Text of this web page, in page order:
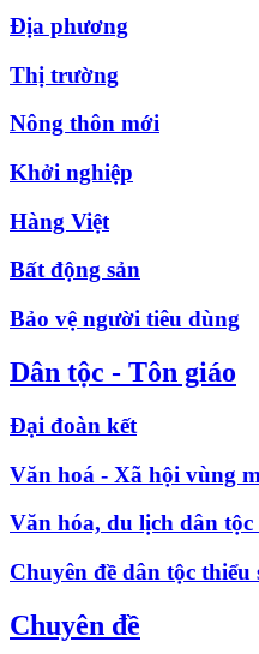
Địa phương
Thị trường
Nông thôn mới
Khởi nghiệp
Hàng Việt
Bất động sản
Bảo vệ người tiêu dùng
Dân tộc - Tôn giáo
Đại đoàn kết
Văn hoá - Xã hội vùng
Văn hóa, du lịch dân tộc
Chuyên đề dân tộc thiểu
Chuyên đề